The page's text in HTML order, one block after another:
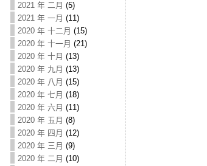
2021 年 二月 (5)
2021 年 一月 (11)
2020 年 十二月 (15)
2020 年 十一月 (21)
2020 年 十月 (13)
2020 年 九月 (13)
2020 年 八月 (15)
2020 年 七月 (18)
2020 年 六月 (11)
2020 年 五月 (8)
2020 年 四月 (12)
2020 年 三月 (9)
2020 年 二月 (10)